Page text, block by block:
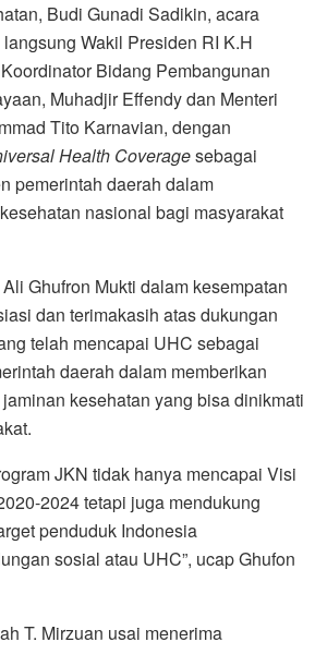
Budi Gunadi Sadikin, acara
Wakil Presiden RI K.H
Bidang Pembangunan
Muhadjir Effendy dan Menteri
Tito Karnavian, dengan
Health Coveragesebagai
pemerintah daerah dalam
nasional bagi masyarakat
Ghufron Mukti dalam kesempatan
dan terimakasih atas dukungan
telah mencapai UHC sebagai
daerah dalam memberikan
kesehatan yang bisa dinikmati
JKN tidak hanya mencapai Visi
2024 tetapi juga mendukung
penduduk Indonesia
sosial atau UHC”, ucap Ghufon
T. Mirzuan usai menerima